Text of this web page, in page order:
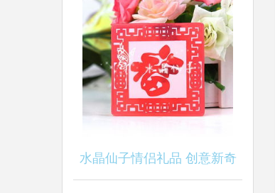
水晶仙子情侣礼品 创意新奇